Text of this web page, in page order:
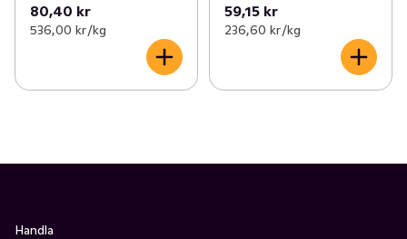
80,40 kr
536,00 kr /kg
59,15 kr
236,60 kr /kg
Handla